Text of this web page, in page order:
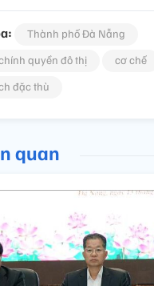
Thành phố Đà Nẵng
quyền đô thị
cơ chế
đặc thù
quan